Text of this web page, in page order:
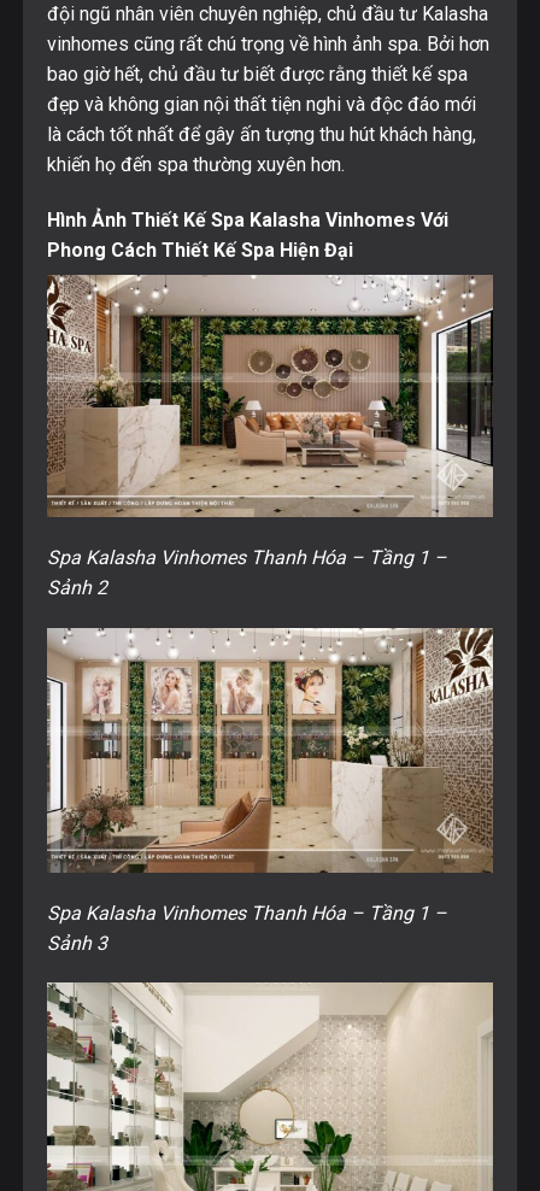
đội ngũ nhân viên chuyên nghiệp, chủ đầu tư Kalasha
vinhomes cũng rất chú trọng về hình ảnh spa. Bởi hơn
bao giờ hết, chủ đầu tư biết được rằng thiết kế spa
đẹp và không gian nội thất tiện nghi và độc đáo mới
là cách tốt nhất để gây ấn tượng thu hút khách hàng,
khiến họ đến spa thường xuyên hơn.
Hình Ảnh Thiết Kế Spa Kalasha Vinhomes Với
Phong Cách Thiết Kế Spa Hiện Đại
Spa Kalasha Vinhomes Thanh Hóa – Tầng 1 –
Sảnh 2
Spa Kalasha Vinhomes Thanh Hóa – Tầng 1 –
Sảnh 3